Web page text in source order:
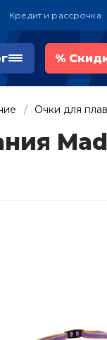
Кредит и рассрочка
%
Очки для